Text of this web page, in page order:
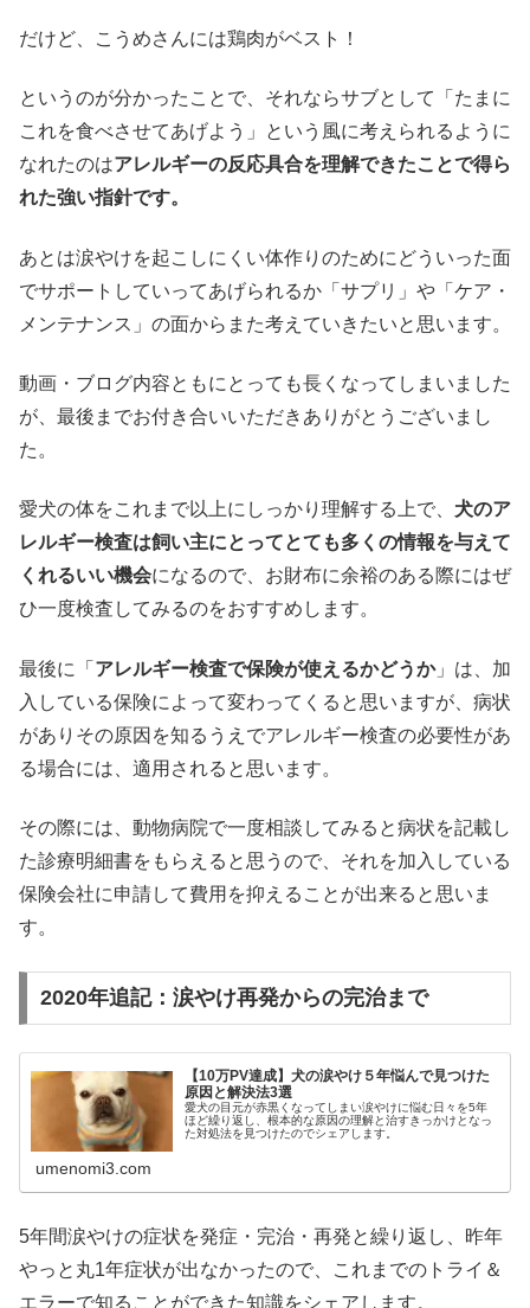
だけど、こうめさんには鶏肉がベスト！
というのが分かったことで、それならサブとして「たまに
これを食べさせてあげよう」という風に考えられるように
なれたのはアレルギーの反応具合を理解できたことで得ら
れた強い指針です。
あとは涙やけを起こしにくい体作りのためにどういった面
でサポートしていってあげられるか「サプリ」や「ケア・
メンテナンス」の面からまた考えていきたいと思います。
動画・ブログ内容ともにとっても長くなってしまいました
が、最後までお付き合いいただきありがとうございまし
た。
愛犬の体をこれまで以上にしっかり理解する上で、 犬のア
レルギー検査は飼い主にとってとても多くの情報を与えて
くれるいい機会になるので、お財布に余裕のある際にはぜ
ひ一度検査してみるのをおすすめします。
最後に「 アレルギー検査で保険が使えるかどうか」は、加
入している保険によって変わってくると思いますが、病状
がありその原因を知るうえでアレルギー検査の必要性があ
る場合には、適用されると思います。
その際には、動物病院で一度相談してみると病状を記載し
た診療明細書をもらえると思うので、それを加入している
保険会社に申請して費用を抑えることが出来ると思いま
す。
2020年追記：涙やけ再発からの完治まで
【10万PV達成】犬の涙やけ５年悩んで見つけた
原因と解決法3選
愛犬の目元が赤黒くなってしまい涙やけに悩む日々を5年
ほど繰り返し、根本的な原因の理解と治すきっかけとなっ
た対処法を見つけたのでシェアします。
umenomi3.com
5年間涙やけの症状を発症・完治・再発と繰り返し、昨年
やっと丸1年症状が出なかったので、これまでのトライ＆
エラーで知ることができた知識をシェアします。